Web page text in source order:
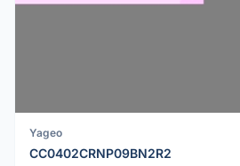
Yageo
CC0402CRNP09BN2R2